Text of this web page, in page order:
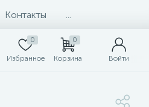
Контакты
0
Избранное
0
Корзина Войти